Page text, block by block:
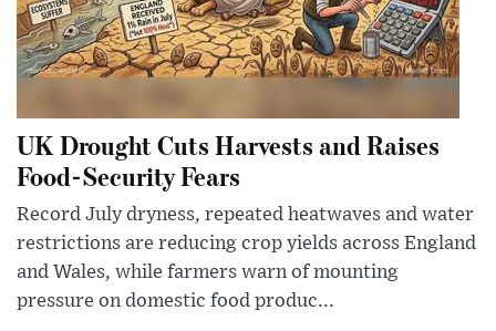
UK Drought Cuts Harvests and Raises
Food-Security Fears
Record July dryness, repeated heatwaves and water
restrictions are reducing crop yields across England
and Wales, while farmers warn of mounting
pressure on domestic food produc...